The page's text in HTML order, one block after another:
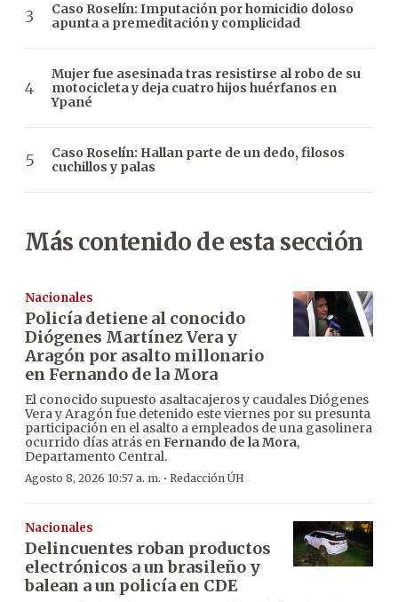
Caso Roselín: Imputación por homicidio doloso
apunta a premeditación y complicidad
Mujer fue asesinada tras resistirse al robo de su
motocicleta y deja cuatro hijos huérfanos en
Ypané
Caso Roselín: Hallan parte de un dedo, filosos
cuchillos y palas
Más contenido de esta sección
Nacionales
Policía detiene al conocido
Diógenes Martínez Vera y
Aragón por asalto millonario
en Fernando de la Mora
El conocido supuesto asaltacajeros y caudales Diógenes
Vera y Aragón fue detenido este viernes por su presunta
participación en el asalto a empleados de una gasolinera
ocurrido días atrás enFernando de la Mora,
Departamento Central.
Agosto 8, 2026 10:57 a. m. · Redacción ÚH
Nacionales
Delincuentes roban productos
electrónicos a un brasileño y
balean a un policía en CDE